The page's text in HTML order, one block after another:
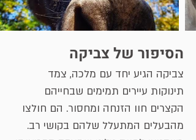
הסיפור של צביקה
צביקה הגיע יחד עם מלכה, צמד
תינוקות עיירים תמימים שבחייהם
הקצרים חוו הזנחה ומחסור. הם חולצו
מהבעלים המתעלל שלהם בקושי רב.